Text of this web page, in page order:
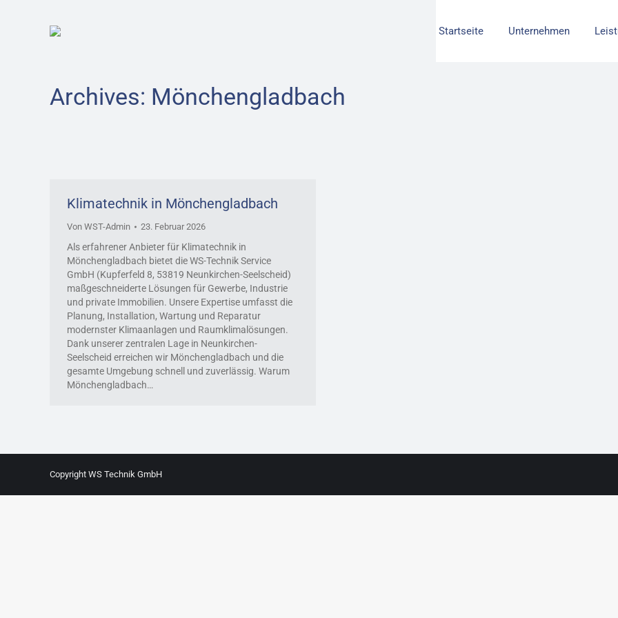
Startseite Unternehmen
Archives: Mönchengladbach
Klimatechnik in Mönchengladbach
Von WST-Admin 23. Februar 2026
Als erfahrener Anbieter für Klimatechnik in
Mönchengladbach bietet die WS-Technik Service
GmbH (Kupferfeld 8, 53819 Neunkirchen-Seelscheid)
maßgeschneiderte Lösungen für Gewerbe, Industrie
und private Immobilien. Unsere Expertise umfasst die
Planung, Installation, Wartung und Reparatur
modernster Klimaanlagen und Raumklimalösungen.
Dank unserer zentralen Lage in Neunkirchen-
Seelscheid erreichen wir Mönchengladbach und die
gesamte Umgebung schnell und zuverlässig. Warum
Mönchengladbach…
Copyright WS Technik GmbH